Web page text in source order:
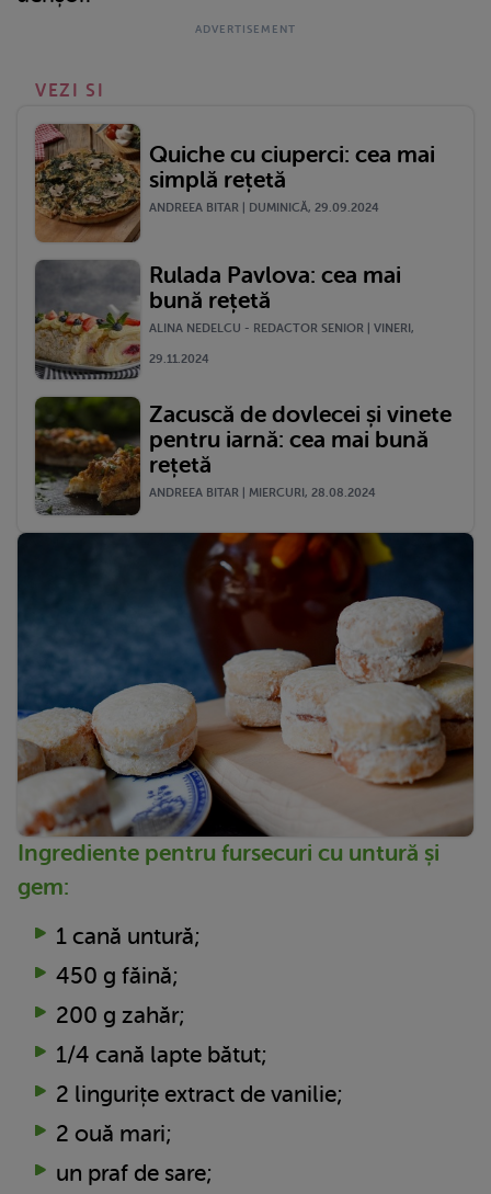
VEZI SI
Quiche cu ciuperci: cea mai
simplă rețetă
ANDREEA BITAR | DUMINICĂ, 29.09.2024
Rulada Pavlova: cea mai
bună rețetă
ALINA NEDELCU - REDACTOR SENIOR | VINERI,
29.11.2024
Zacuscă de dovlecei și vinete
pentru iarnă: cea mai bună
rețetă
ANDREEA BITAR | MIERCURI, 28.08.2024
Ingrediente pentru fursecuri cu untură și
gem:
1 cană untură;
450 g făină;
200 g zahăr;
1/4 cană lapte bătut;
2 lingurițe extract de vanilie;
2 ouă mari;
un praf de sare;